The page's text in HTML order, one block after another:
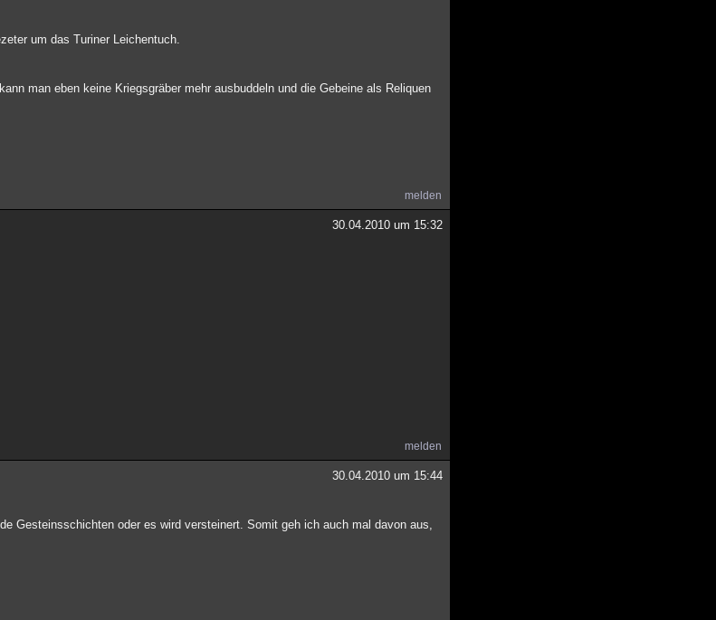
um das Turiner Leichentuch.
man eben keine Kriegsgräber mehr ausbuddeln und die Gebeine als Reliquen
melden
30.04.2010 um 15:32
melden
30.04.2010 um 15:44
Gesteinsschichten oder es wird versteinert. Somit geh ich auch mal davon aus,